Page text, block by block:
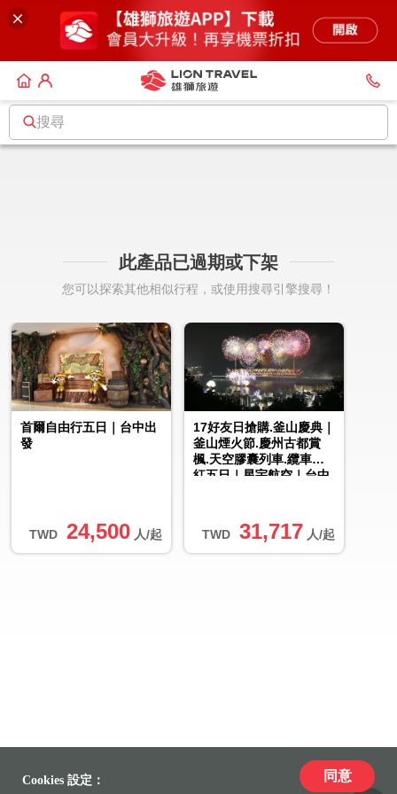
搜尋
此產品已過期或下架
您可以探索其他相似行程，或使用搜尋引擎搜尋！
TWD 24,500 人/起
首爾自由行五日｜台中出
發
TWD 31,717 人/起
17好友日搶購.釜山慶典｜
釜山煙火節.慶州古都賞
楓.天空膠囊列車.纜車楓
紅五日｜星宇航空｜台中
Cookies 設定： 同意